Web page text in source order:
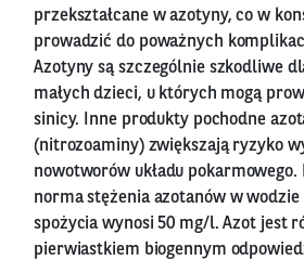
przekształcane w azotyny, co w
prowadzić do poważnych
Azotyny są szczególnie szkodliwe
małych dzieci, u których mogą
sinicy. Inne produkty pochodne
(nitrozoaminy) zwiększają ryzyko
nowotworów układu pokarmowego.
norma stężenia azotanów w
spożycia wynosi 50 mg/l. Azot jest
pierwiastkiem biogennym